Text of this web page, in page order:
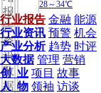
报
告
资
讯
数
据
行业报告 金融 能源
行业资讯 预警 机会
产业分析 趋势 时评
大数据 管理 营销
创 业 项目 故事
人 物 领袖 访谈